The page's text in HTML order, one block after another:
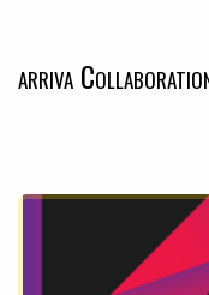
arriva